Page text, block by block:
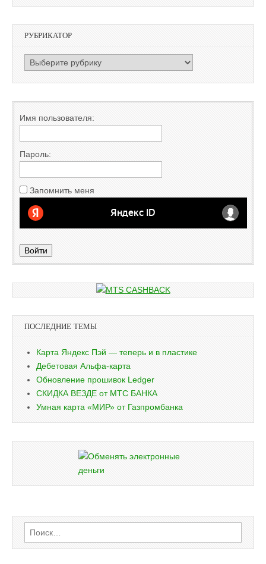
РУБРИКАТОР
РУБРИКАТОР
Имя пользователя:
Пароль:
Запомнить меня
Войти
ПОСЛЕДНИЕ ТЕМЫ
Карта Яндекс Пэй — теперь и в пластике
Дебетовая Альфа-карта
Обновление прошивок Ledger
СКИДКА ВЕЗДЕ от МТС БАНКА
Умная карта «МИР» от Газпромбанка
Найти: